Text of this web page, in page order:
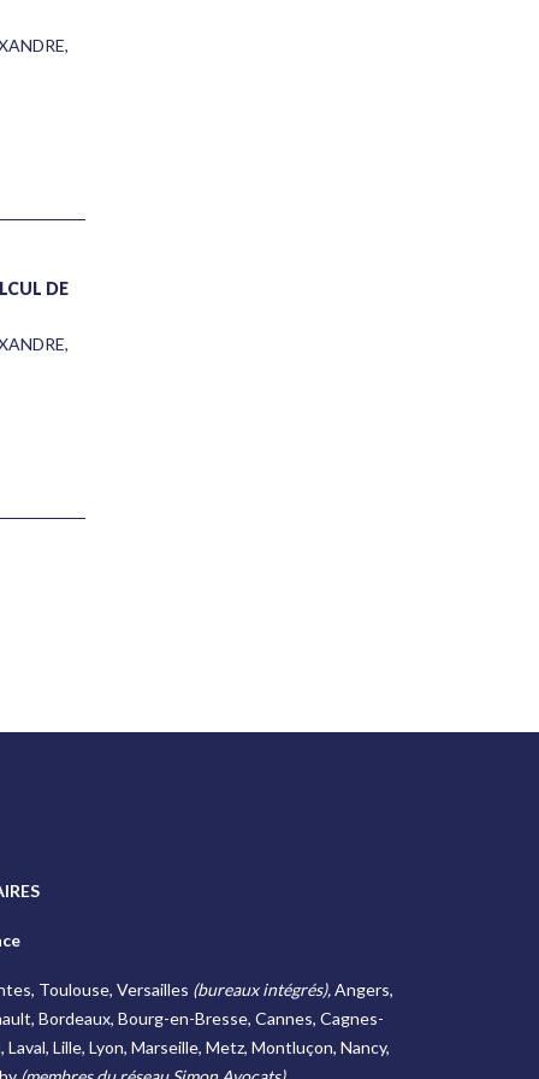
,
DE
,
Toulouse, Versailles (bureaux intégrés),Angers,
Bordeaux, Bourg-en-Bresse, Cannes, Cagnes-
Lille, Lyon, Marseille, Metz, Montluçon, Nancy,